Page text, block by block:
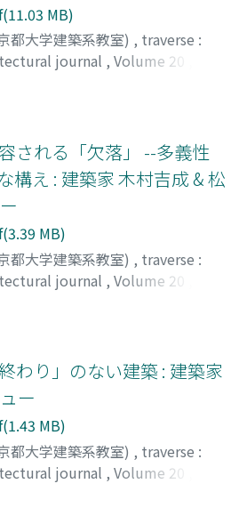
MB)
都大学建築系教室) , traverse :
journal , Volume 20
される「欠落」 --多義性
構え : 建築家 木村吉成 & 松
MB)
都大学建築系教室) , traverse :
journal , Volume 20
わり」のない建築 : 建築家
ー
MB)
都大学建築系教室) , traverse :
journal , Volume 20